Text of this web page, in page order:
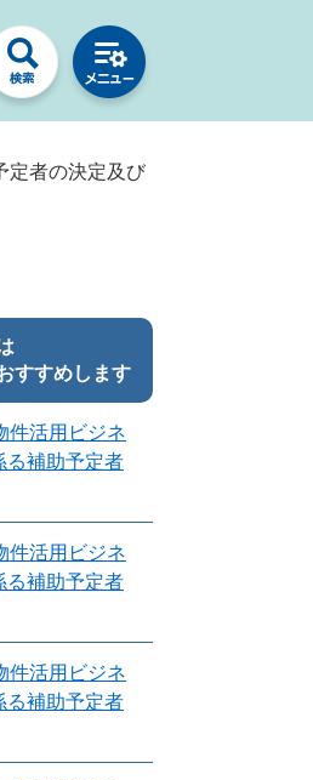
定者の決定及び
すすめします
件活用ビジネ
る補助予定者
件活用ビジネ
る補助予定者
件活用ビジネ
る補助予定者